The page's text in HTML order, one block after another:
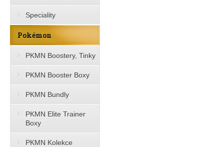
Speciality
Pokémon
PKMN Boostery, Tinky
PKMN Booster Boxy
PKMN Bundly
PKMN Elite Trainer
Boxy
PKMN Kolekce